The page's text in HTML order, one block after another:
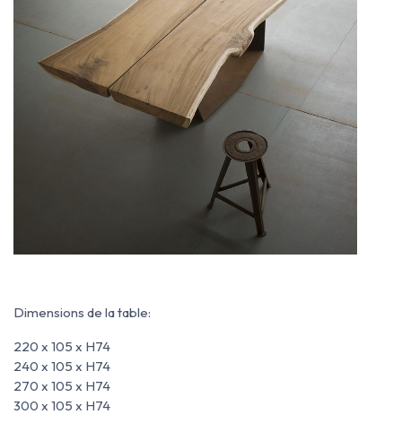
Dimensions de la table:
220 x 105 x H74
240 x 105 x H74
270 x 105 x H74
300 x 105 x H74